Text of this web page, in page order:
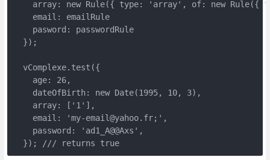
array: new Rule({ type: 'array', of: new Rule({
    email: emailRule
    pasword: passwordRule
  });
  vComplexe.test({
    age: 26,
    dateOfBirth: new Date(1995, 10, 3),
    array: ['1'],
    email: 'my-email@yahoo.fr;',
    password: 'ad1_A@@Axs',
  }); /// returns true